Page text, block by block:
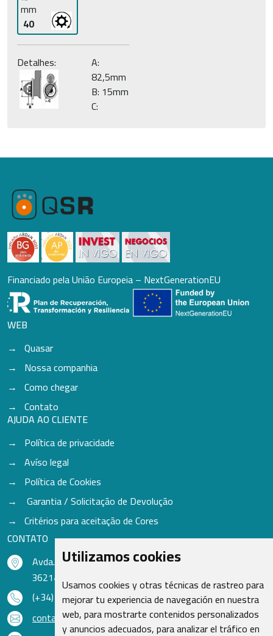
Utilizamos cookies
Usamos cookies y otras técnicas de rastreo para
mejorar tu experiencia de navegación en nuestra
web, para mostrarte contenidos personalizados
y anuncios adecuados, para analizar el tráfico en
mm
40
Detalhes:
A:
82,5mm
B: 15mm
C:
Financiado pela União Europeia – NextGenerationEU
WEB
Quasar
Nossa companhia
Como chegar
Contato
AJUDA AO CLIENTE
Política de privacidade
Avíso legal
Política de Cookies
Garantia / Solicitação de Devolução
Critérios para aceitação de Cores
CONTATO
Avda. do Freixo - Sardoma, 13
36214 Vigo - Pontevedra - Espanha
(+34) 986 48 16 33
contacto@qsr.es